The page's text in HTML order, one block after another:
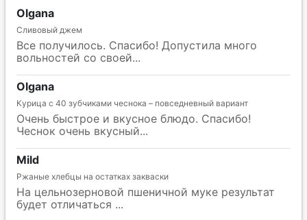
Olgana
Сливовый джем
Все получилось. Спасибо! Допустила много
вольностей со своей
Olgana
Курица с 40 зубчиками чеснока – повседневный вариант
Очень быстрое и вкусное блюдо. Спасибо!
Чеснок очень вкусный
Mild
Ржаные хлебцы на остатках закваски
На цельнозерновой пшеничной муке результат
будет отличаться